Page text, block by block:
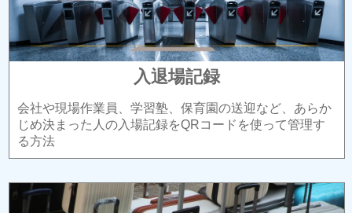
入退場記録
会社や現場作業員、学習塾、保育園の送迎など、あらか
じめ決まった人の入場記録をQRコードを使って管理す
る方法